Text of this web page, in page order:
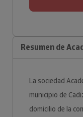
Resumen de
La sociedad
municipio de
domicilio de la